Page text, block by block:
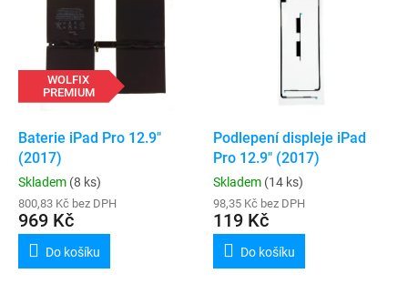
WOLFIX
PREMIUM
Baterie iPad Pro 12.9"
(2017)
Skladem (8 ks)
800,83 Kč bez DPH
969 Kč
Do košíku
Podlepení displeje iPad
Pro 12.9" (2017)
Skladem (14 ks)
98,35 Kč bez DPH
119 Kč
Do košíku